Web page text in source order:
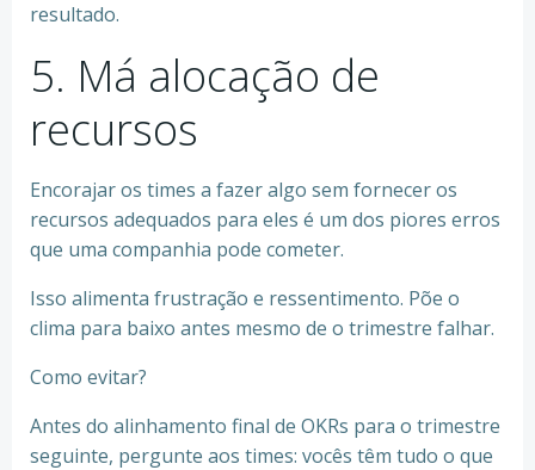
resultado.
5. Má alocação de
recursos
Encorajar os times a fazer algo sem fornecer os
recursos adequados para eles é um dos piores erros
que uma companhia pode cometer.
Isso alimenta frustração e ressentimento. Põe o
clima para baixo antes mesmo de o trimestre falhar.
Como evitar?
Antes do alinhamento final de OKRs para o trimestre
seguinte, pergunte aos times: vocês têm tudo o que